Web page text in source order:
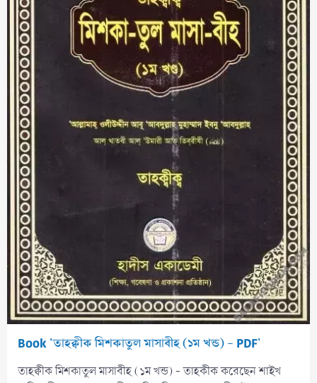
Book 'তাহক্বীক মিশকাতুল মাসাবীহ (১ম খন্ড) - PDF'
তাহক্বীক মিশকাতুল মাসাবীহ (১ম খন্ড) - তাহকীক করেছেন শাইখ